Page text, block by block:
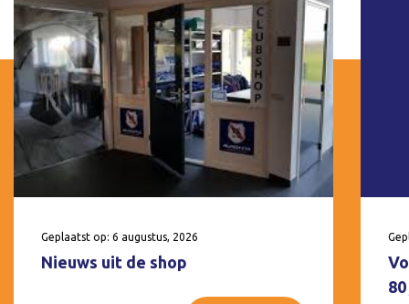
Geplaatst op: 6 augustus, 2026
Nieuws uit de shop